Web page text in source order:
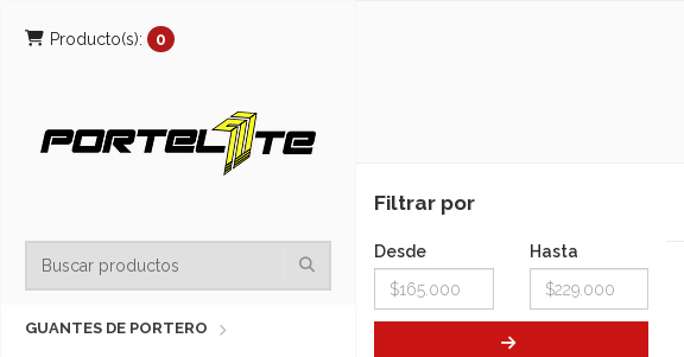
Producto(s): 0
GUANTES DE PORTERO
Filtrar por
Desde Hasta